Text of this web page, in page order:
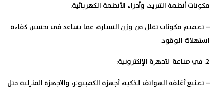
مكونات أنظمة التبريد، وأجزاء الأنظمة الكهربائية.
– تصميم مكونات تقلل من وزن السيارة، مما يساعد في تحسين كفاءة
استهلاك الوقود.
2. في صناعة الأجهزة الإلكترونية:
– تصنيع أغلفة الهواتف الذكية، أجهزة الكمبيوتر، والأجهزة المنزلية مثل